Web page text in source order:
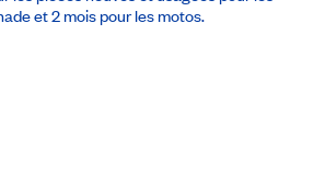
et 2 mois pour les motos.